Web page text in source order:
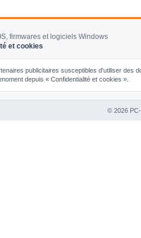
firmwares et logiciels Windows
et cookies
publicitaires susceptibles d'utiliser
depuis « Confidentialité et cookies ».
© 2026